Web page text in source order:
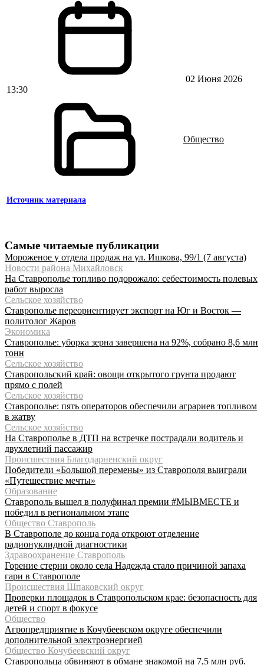
02 Июня 2026
13:30
Общество
Источник материала
Самые читаемые публикации
Мороженое у отдела продаж на ул. Ишкова, 99/1 (7 августа)
Новости района Михайловск
На Ставрополье топливо подорожало: себестоимость полевых
работ выросла
Сельское хозяйство
Ставрополье переориентирует экспорт на Юг и Восток —
политолог Жаров
Экономика
Ставрополье: уборка зерна завершена на 92%, собрано 8,6 млн
тонн
Сельское хозяйство
Ставропольский край: овощи открытого грунта продают
прямо с полей
Сельское хозяйство
Ставрополье: пять операторов обеспечили аграриев топливом
в жатву
Сельское хозяйство
На Ставрополье в ДТП на встречке пострадали водитель и
двухлетний пассажир
Происшествия Благодарненский округ
Победители «Большой перемены» из Ставрополя выиграли
«Путешествие мечты»
Образование
Ставрополь вышел в полуфинал премии #МЫВМЕСТЕ и
победил в региональном этапе
Общество Ставрополь
В Ставрополе до конца года откроют отделение
радионуклидной диагностики
Здравоохранение Ставрополь
Горение стерни около села Надежда стало причиной запаха
гари в Ставрополе
Происшествия Шпаковский округ
Проверки площадок в Ставропольском крае: безопасность для
детей и спорт в фокусе
Общество
Агропредприятие в Кочубеевском округе обеспечили
дополнительной электроэнергией
Общество Кочубеевский округ
Ставропольца обвиняют в обмане знакомой на 7,5 млн руб.